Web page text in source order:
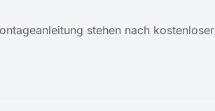
stehen nach kostenloser